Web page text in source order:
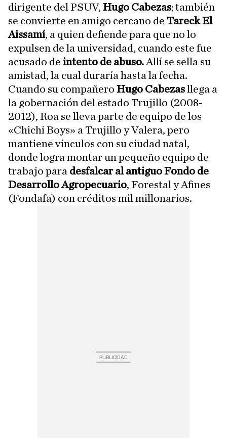
dirigente del PSUV, Hugo Cabezas; también
se convierte en amigo cercano de Tareck El
Aissamí, a quien defiende para que no lo
expulsen de la universidad, cuando este fue
acusado de intento de abuso. Allí se sella su
amistad, la cual duraría hasta la fecha.
Cuando su compañero Hugo Cabezasllega a
la gobernación del estado Trujillo (2008-
2012), Roa se lleva parte de equipo de los
«Chichi Boys» a Trujillo y Valera, pero
mantiene vínculos con su ciudad natal,
donde logra montar un pequeño equipo de
trabajo para desfalcar al antiguo Fondo de
Desarrollo Agropecuario, Forestal y Afines
(Fondafa) con créditos mil millonarios.